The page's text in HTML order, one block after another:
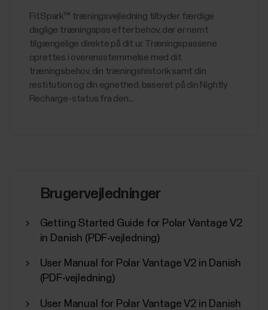
​​FitSpark™ træningsvejledning tilbyder færdige
daglige træningspas efter behov, der er nemt
tilgængelige direkte på dit ur. Træningspassene
oprettes i overensstemmelse med dit
træningsbehov, din træningshistorik samt din
restitution og din egnethed, baseret på din Nightly
Recharge-status fra den...
Brugervejledninger
Getting Started Guide for Polar Vantage V2
in Danish (PDF-vejledning)
User Manual for Polar Vantage V2 in Danish
(PDF-vejledning)
User Manual for Polar Vantage V2 in Danish